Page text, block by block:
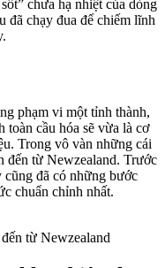
chưa hạ nhiệt của dòng
đã chạy đua để chiếm lĩnh
phạm vi một tỉnh thành,
toàn cầu hóa sẽ vừa là cơ
Trong vô vàn những cái
đến từ Newzealand. Trước
đã có những bước
chuẩn chỉnh nhất.
từ Newzealand